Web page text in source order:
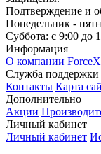
Подтверждение и
Понедельник -
Суббота: с 9:00 до
Информация
О компании ForceX
Служба поддержки
Контакты Карта
Дополнительно
Акции
Личный кабинет
Личный кабинет